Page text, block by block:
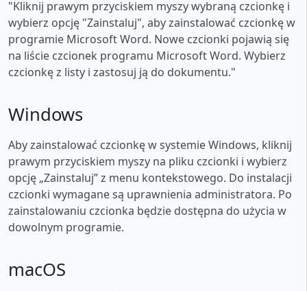
"Kliknij prawym przyciskiem myszy wybraną czcionkę i
wybierz opcję "Zainstaluj", aby zainstalować czcionkę w
programie Microsoft Word. Nowe czcionki pojawią się
na liście czcionek programu Microsoft Word. Wybierz
czcionkę z listy i zastosuj ją do dokumentu."
Windows
Aby zainstalować czcionkę w systemie Windows, kliknij
prawym przyciskiem myszy na pliku czcionki i wybierz
opcję „Zainstaluj” z menu kontekstowego. Do instalacji
czcionki wymagane są uprawnienia administratora. Po
zainstalowaniu czcionka będzie dostępna do użycia w
dowolnym programie.
macOS